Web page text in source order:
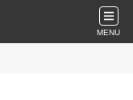
MENU